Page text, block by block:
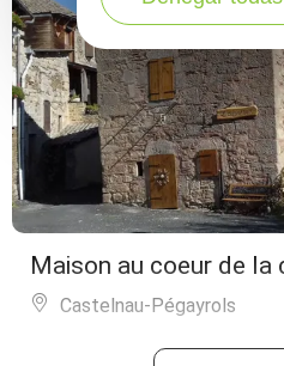
Maison au coeur de la
Castelnau-Pégayrols